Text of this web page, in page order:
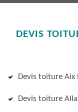
DEVIS
Devis toiture Aix
Devis toiture